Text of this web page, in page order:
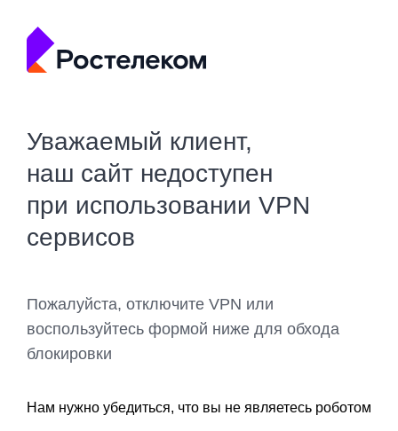
Уважаемый клиент,
наш сайт недоступен
при использовании VPN
сервисов
Пожалуйста, отключите VPN или
воспользуйтесь формой ниже для обхода
блокировки
Нам нужно убедиться, что вы не являетесь роботом